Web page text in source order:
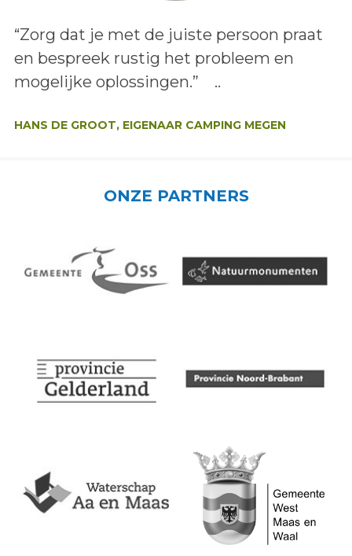
Lees het bericht:
“Zorg dat je met de juiste persoon praat
en bespreek rustig het probleem en
mogelijke oplossingen.” ..
HANS DE GROOT, EIGENAAR CAMPING MEGEN
ONZE PARTNERS